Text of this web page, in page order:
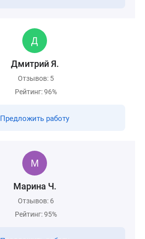
Дмитрий Я.
Отзывов: 5
Рейтинг: 96%
Предложить работу
Марина Ч.
Отзывов: 6
Рейтинг: 95%